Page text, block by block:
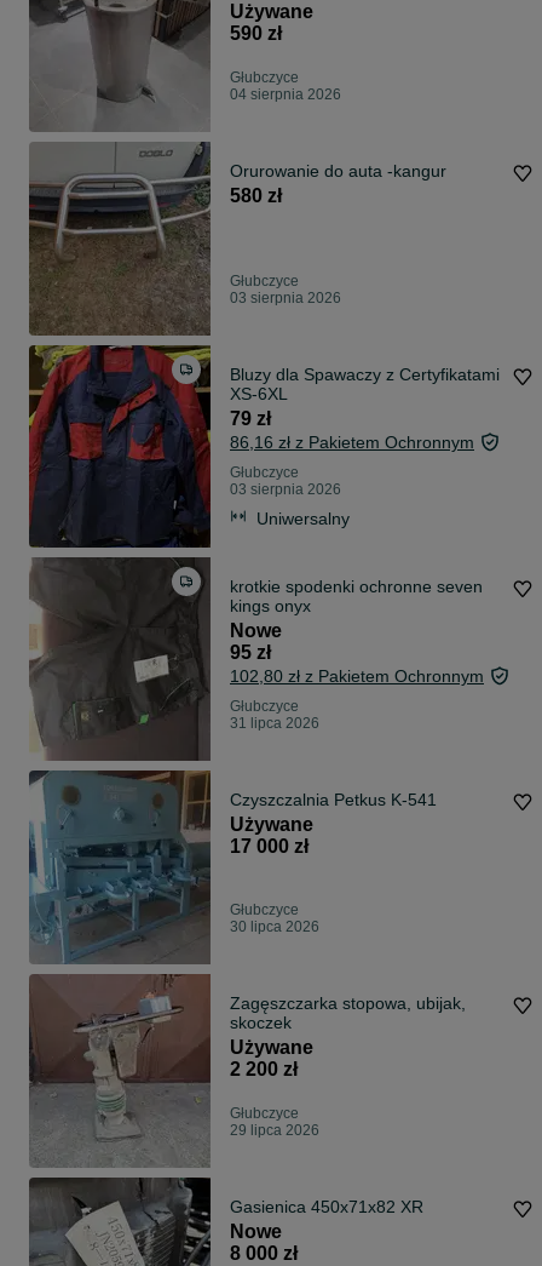
Używane
590 zł
Głubczyce
04 sierpnia 2026
Orurowanie do auta -kangur
580 zł
Głubczyce
03 sierpnia 2026
Bluzy dla Spawaczy z Certyfikatami
XS-6XL
79 zł
86,16 zł z Pakietem Ochronnym
Głubczyce
03 sierpnia 2026
Uniwersalny
krotkie spodenki ochronne seven
kings onyx
Nowe
95 zł
102,80 zł z Pakietem Ochronnym
Głubczyce
31 lipca 2026
Czyszczalnia Petkus K-541
Używane
17 000 zł
Głubczyce
30 lipca 2026
Zagęszczarka stopowa, ubijak,
skoczek
Używane
2 200 zł
Głubczyce
29 lipca 2026
Gasienica 450x71x82 XR
Nowe
8 000 zł